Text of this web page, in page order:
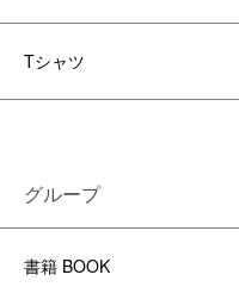
Tシャツ
グループ
書籍 BOOK